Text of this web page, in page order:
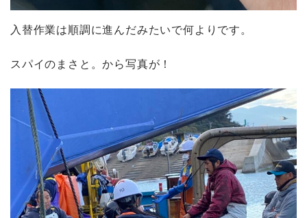
入替作業は順調に進んだみたいで何よりです。
スパイのまさと。から写真が！